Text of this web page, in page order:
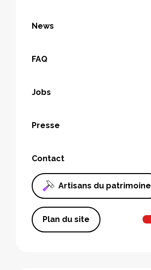
News
FAQ
Jobs
Presse
Contact
Artisans du patrimoine
Plan du site